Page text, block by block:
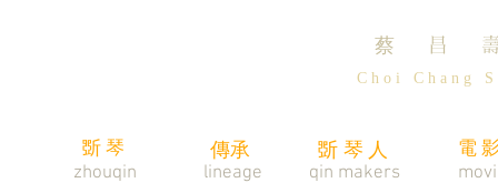
蔡 昌
C h o i C h a n g
斲琴 傳承 斲琴人
電
zhouqin
lineage ​qin makers